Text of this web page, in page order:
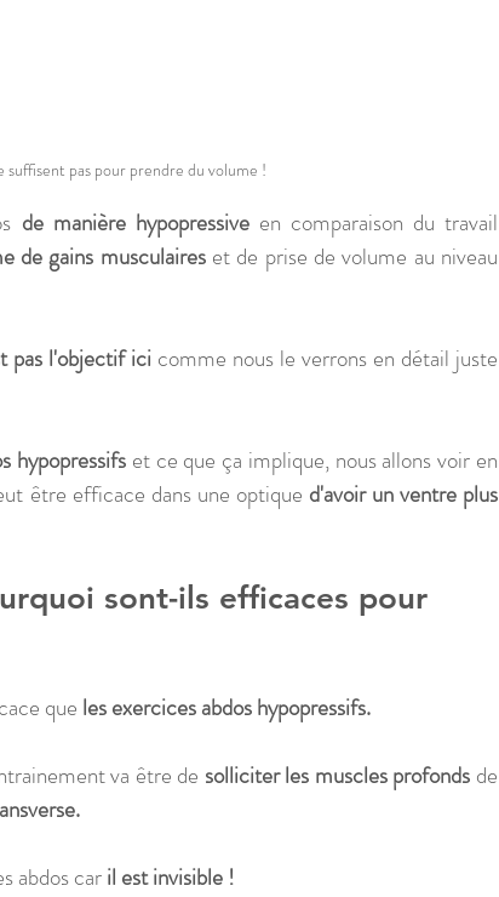
suffisent pas pour prendre du volume !
de manière hypopressive en comparaison du travail
de gains musculaires et de prise de volume au niveau
pas l'objectif ici comme nous le verrons en détail juste
hypopressifs et ce que ça implique, nous allons voir en
être efficace dans une optique d'avoir un ventre plus
sont-ils efficaces pour
que les exercices abdos hypopressifs.
va être de solliciter les muscles profonds de
abdos car il est invisible !